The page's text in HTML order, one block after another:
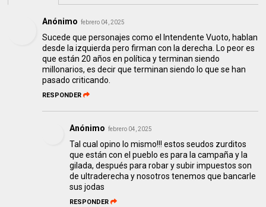
Anónimo febrero 04, 2025
Sucede que personajes como el Intendente Vuoto, hablan
desde la izquierda pero firman con la derecha. Lo peor es
que están 20 años en política y terminan siendo
millonarios, es decir que terminan siendo lo que se han
pasado criticando.
RESPONDER
Anónimo febrero 04, 2025
Tal cual opino lo mismo!!! estos seudos zurditos
que están con el pueblo es para la campaña y la
gilada, después para robar y subir impuestos son
de ultraderecha y nosotros tenemos que bancarle
sus jodas
RESPONDER